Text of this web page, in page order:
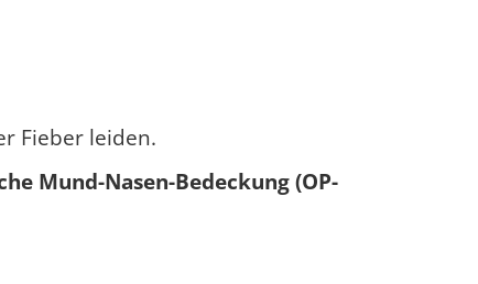
Fieber leiden.
Mund-Nasen-Bedeckung (OP-